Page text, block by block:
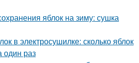
яблок на зиму: сушка
в электросушилке: сколько яблок
один раз